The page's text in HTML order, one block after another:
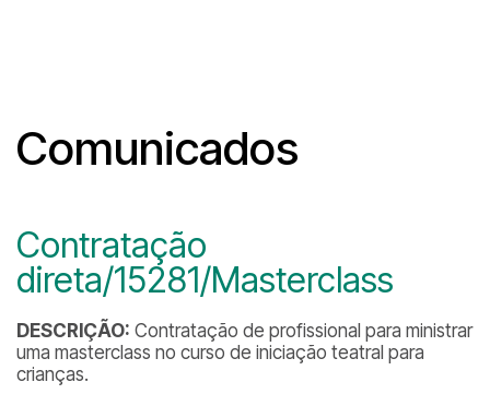
Comunicados
Contratação
direta/15281/Masterclass
DESCRIÇÃO: Contratação de profissional para ministrar
uma masterclass no curso de iniciação teatral para
crianças.